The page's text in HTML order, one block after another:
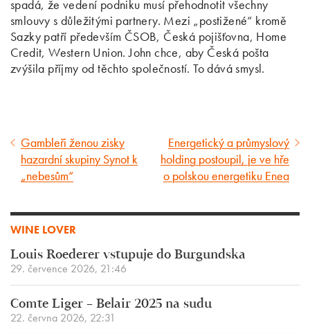
spadá, že vedení podniku musí přehodnotit všechny
smlouvy s důležitými partnery. Mezi „postižené“ kromě
Sazky patří především ČSOB, Česká pojišťovna, Home
Credit, Western Union. John chce, aby Česká pošta
zvýšila příjmy od těchto společností. To dává smysl.
Předcházející
článek
Gambleři ženou zisky
hazardní skupiny Synot k
„nebesům“
Následující
článek
Energetický a průmyslový
holding postoupil, je ve hře
o polskou energetiku Enea
WINE LOVER
Louis Roederer vstupuje do Burgundska
29. července 2026, 21:46
Comte Liger – Belair 2025 na sudu
22. června 2026, 22:31